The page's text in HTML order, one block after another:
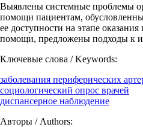
Выявлены системные проблемы
помощи пациентам,
ее доступности на этапе
помощи, предложены подходы к
Ключевые слова / Keywords:
заболевания периферических
социологический опрос врачей
диспансерное наблюдение
Авторы / Authors: